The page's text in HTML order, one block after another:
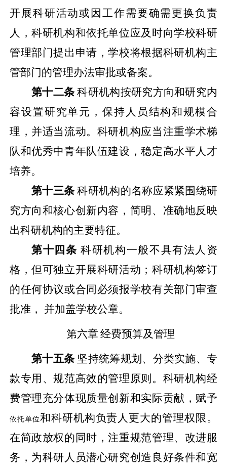
开展科研活动或因工作需要确需更换负责
人，科研机构和依托单位应及时向学校科研
管理部门提出申请，学校将根据科研机构主
管部门的管理办法审批或备案。
第十二条 科研机构按研究方向和研究内
容设置研究单元，保持人员结构和规模合
理，并适当流动。科研机构应当注重学术梯
队和优秀中青年队伍建设，稳定高水平人才
培养。
第十三条 科研机构的名称应紧紧围绕研
究方向和核心创新内容，简明、准确地反映
出科研机构的主要特征。
第十四条 科研机构一般不具有法人资
格，但可独立开展科研活动；科研机构签订
的任何协议或合同必须报学校有关部门审查
批准， 并加盖学校公章。
第六章经费预算及管理
第十五条 坚持统筹规划、分类实施、专
款专用、规范高效的管理原则。科研机构经
费管理充分体现质量创新和实际贡献，赋予
依托单位和科研机构负责人更大的管理权限。
在简政放权的同时，注重规范管理、改进服
务，为科研人员潜心研究创造良好条件和宽